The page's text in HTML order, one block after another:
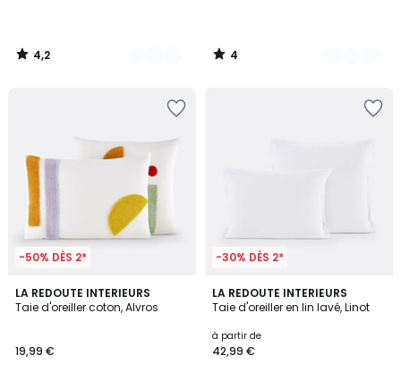
12,99
€. 4,2
/
4
/
-50% DÈS 2*
LA REDOUTE INTERIEURS
Taie d'oreiller coton, Alvros
19,99 €
3,9
/ 5
-30% DÈS 2*
LA REDOUTE INTERIEURS
Taie d'oreiller en lin lavé, Linot
à partir de
42,99 €
4,4
/ 5
21
Couleurs